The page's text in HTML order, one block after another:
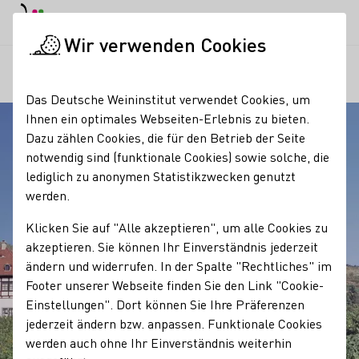
Wir verwenden Cookies
Das Deutsche Weininstitut verwendet Cookies, um
Ihnen ein optimales Webseiten-Erlebnis zu bieten.
Dazu zählen Cookies, die für den Betrieb der Seite
notwendig sind (funktionale Cookies) sowie solche, die
lediglich zu anonymen Statistikzwecken genutzt
werden.
Klicken Sie auf "Alle akzeptieren", um alle Cookies zu
akzeptieren. Sie können Ihr Einverständnis jederzeit
ändern und widerrufen. In der Spalte "Rechtliches" im
Footer unserer Webseite finden Sie den Link "Cookie-
Einstellungen". Dort können Sie Ihre Präferenzen
jederzeit ändern bzw. anpassen. Funktionale Cookies
werden auch ohne Ihr Einverständnis weiterhin